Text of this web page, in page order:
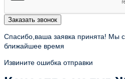
Заказать звонок
Спасибо,ваша заявка принята! Мы
ближайшее время
Извините ошибка отправки